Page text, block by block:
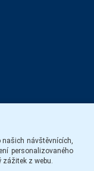
návštěvnících,
personalizovaného
zážitek z webu.